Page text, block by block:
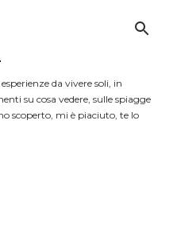
da vivere soli, in
su cosa vedere, sulle spiagge
scoperto, mi è piaciuto, te lo